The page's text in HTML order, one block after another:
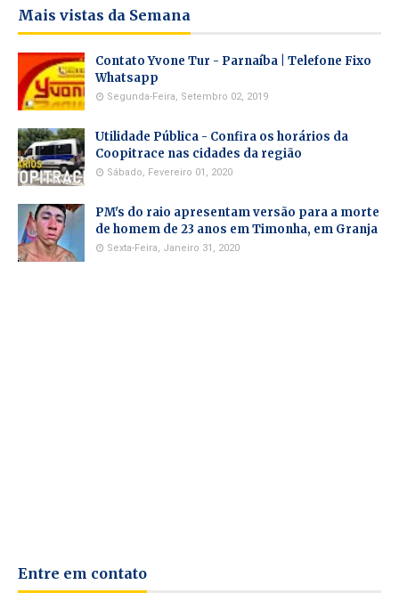
Mais vistas da Semana
Contato Yvone Tur - Parnaíba | Telefone Fixo
Whatsapp
Segunda-Feira, Setembro 02, 2019
Utilidade Pública - Confira os horários da
Coopitrace nas cidades da região
Sábado, Fevereiro 01, 2020
PM's do raio apresentam versão para a morte
de homem de 23 anos em Timonha, em Granja
Sexta-Feira, Janeiro 31, 2020
Entre em contato